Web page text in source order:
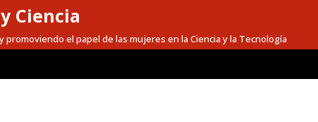
Ciencia
promoviendo el papel de las mujeres en la Ciencia y la Tecnología